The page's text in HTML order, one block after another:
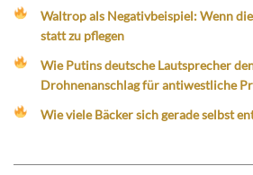
Waltrop als Negativbeispiel: Wenn
statt zu pflegen
Wie Putins deutsche Lautsprecher
Drohnenanschlag für antiwestliche
Wie viele Bäcker sich gerade selbst